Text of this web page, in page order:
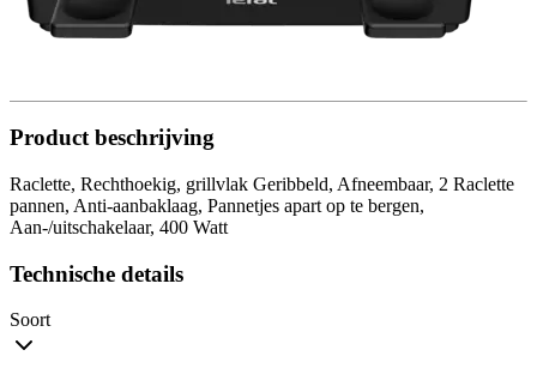
Product beschrijving
Raclette, Rechthoekig, grillvlak Geribbeld, Afneembaar, 2 Raclette
pannen, Anti-aanbaklaag, Pannetjes apart op te bergen,
Aan-/uitschakelaar, 400 Watt
Technische details
Soort